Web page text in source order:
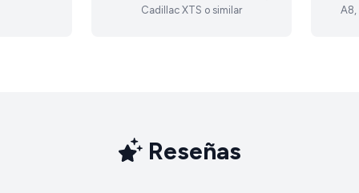
Cadillac XTS o similar
A8,
Reseñas